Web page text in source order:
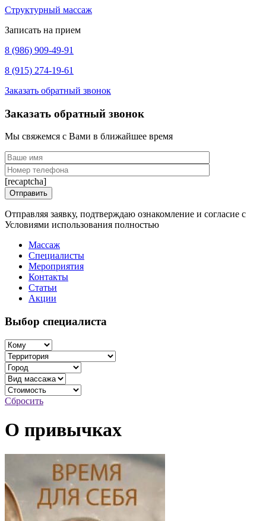
Структурный массаж
Записать на прием
8 (986) 909-49-91
8 (915) 274-19-61
Заказать обратный звонок
Заказать обратный звонок
Мы свяжемся с Вами в ближайшее время
[recaptcha]
Отправляя заявку, подтверждаю ознакомление и согласие с
Условиями использования полностью
Массаж
Специалисты
Мероприятия
Контакты
Статьи
Акции
Выбор специалиста
Сбросить
О привычках